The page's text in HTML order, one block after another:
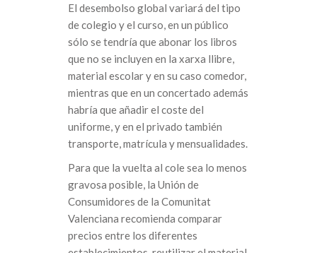
El desembolso global variará del tipo
de colegio y el curso, en un público
sólo se tendría que abonar los libros
que no se incluyen en la xarxa llibre,
material escolar y en su caso comedor,
mientras que en un concertado además
habría que añadir el coste del
uniforme, y en el privado también
transporte, matrícula y mensualidades.
Para que la vuelta al cole sea lo menos
gravosa posible, la Unión de
Consumidores de la Comunitat
Valenciana recomienda comparar
precios entre los diferentes